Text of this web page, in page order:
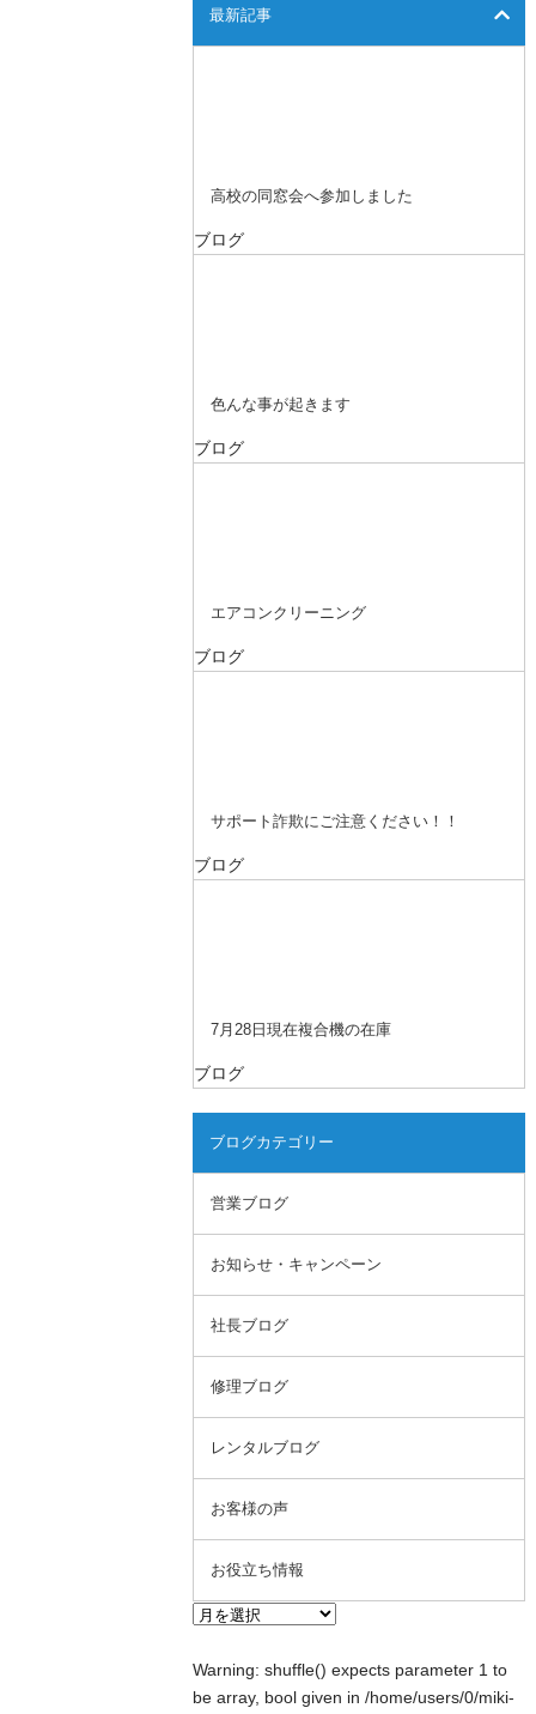
最新記事
高校の同窓会へ参加しました
ブログ
色んな事が起きます
ブログ
エアコンクリーニング
ブログ
サポート詐欺にご注意ください！！
ブログ
7月28日現在複合機の在庫
ブログ
ブログカテゴリー
営業ブログ
お知らせ・キャンペーン
社長ブログ
修理ブログ
レンタルブログ
お客様の声
お役立ち情報
Warning: shuffle() expects parameter 1 to
be array, bool given in/home/users/0/miki-